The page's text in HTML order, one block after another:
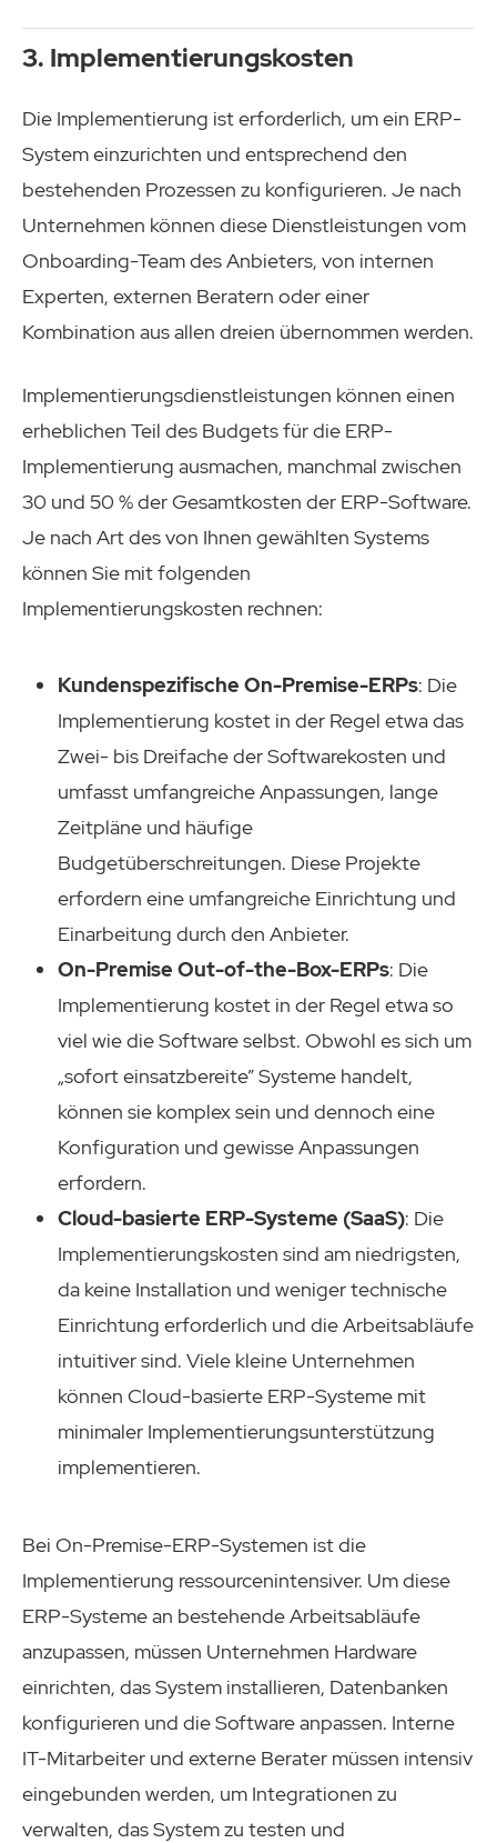
3. Implementierungskosten
Die Implementierung ist erforderlich, um ein ERP-
System einzurichten und entsprechend den
bestehenden Prozessen zu konfigurieren. Je nach
Unternehmen können diese Dienstleistungen vom
Onboarding-Team des Anbieters, von internen
Experten, externen Beratern oder einer
Kombination aus allen dreien übernommen werden.
Implementierungsdienstleistungen können einen
erheblichen Teil des Budgets für die ERP-
Implementierung ausmachen, manchmal zwischen
30 und 50 % der Gesamtkosten der ERP-Software.
Je nach Art des von Ihnen gewählten Systems
können Sie mit folgenden
Implementierungskosten rechnen:
Kundenspezifische On-Premise-ERPs: Die
Implementierung kostet in der Regel etwa das
Zwei- bis Dreifache der Softwarekosten und
umfasst umfangreiche Anpassungen, lange
Zeitpläne und häufige
Budgetüberschreitungen. Diese Projekte
erfordern eine umfangreiche Einrichtung und
Einarbeitung durch den Anbieter.
On-Premise Out-of-the-Box-ERPs: Die
Implementierung kostet in der Regel etwa so
viel wie die Software selbst. Obwohl es sich um
„sofort einsatzbereite” Systeme handelt,
können sie komplex sein und dennoch eine
Konfiguration und gewisse Anpassungen
erfordern.
Cloud-basierte ERP-Systeme (SaaS): Die
Implementierungskosten sind am niedrigsten,
da keine Installation und weniger technische
Einrichtung erforderlich und die Arbeitsabläufe
intuitiver sind. Viele kleine Unternehmen
können Cloud-basierte ERP-Systeme mit
minimaler Implementierungsunterstützung
implementieren.
Bei On-Premise-ERP-Systemen ist die
Implementierung ressourcenintensiver. Um diese
ERP-Systeme an bestehende Arbeitsabläufe
anzupassen, müssen Unternehmen Hardware
einrichten, das System installieren, Datenbanken
konfigurieren und die Software anpassen. Interne
IT-Mitarbeiter und externe Berater müssen intensiv
eingebunden werden, um Integrationen zu
verwalten, das System zu testen und